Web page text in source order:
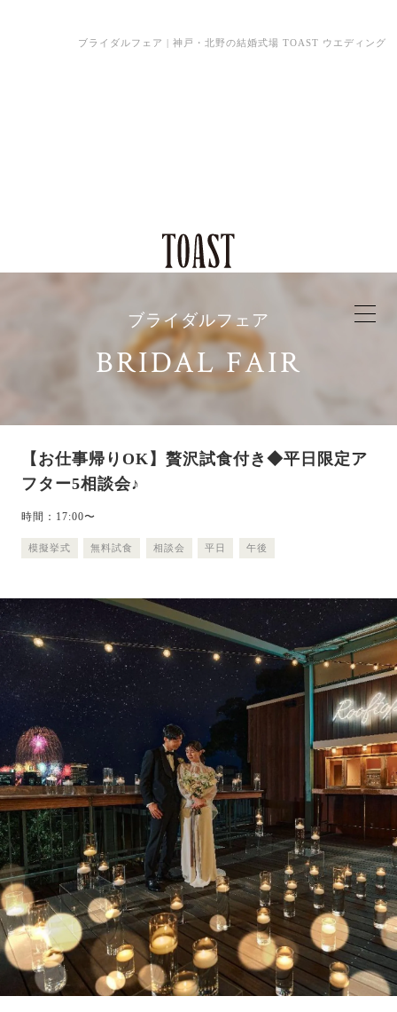
ブライダルフェア | 神戸・北野の結婚式場 TOAST ウエディング
ブライダルフェア
BRIDAL FAIR
【お仕事帰りOK】贅沢試食付き◆平日限定ア
フター5相談会♪
時間：17:00〜
模擬挙式 無料試食 相談会 平日 午後